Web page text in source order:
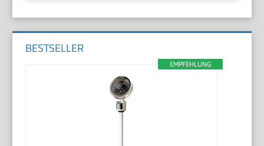
BESTSELLER
EMPFEHLUNG